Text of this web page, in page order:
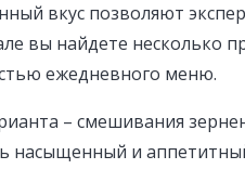
вкус позволяют
вы найдете несколько
ежедневного меню.
– смешивания
насыщенный и